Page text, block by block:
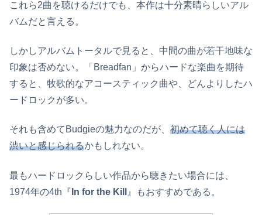
これら2曲を聴けるだけでも、本作は十分素晴らしいアル
バムだと言える。
しかしアルバムトータルで見ると、中間の曲が若干地味な
印象は否めない。「Breadfan」からハードな楽曲を期待
すると、牧歌的なアコースティック曲や、どんよりしたハ
ードロックが多い。
それも含めてBudgieの魅力なのだが、 初めて聴く人には
渋いと感じられるかもしれない。
最もハードロックらしい作品から聴きたい場合には、
1974年の4th『 In for the Kill 』もおすすめである。